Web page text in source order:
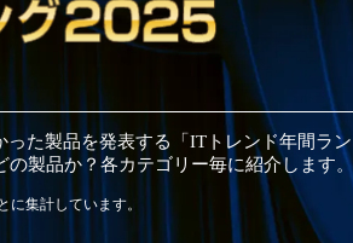
った製品を発表する「ITトレンド年間ラン
の製品か？各カテゴリー毎に紹介します。
に集計しています。